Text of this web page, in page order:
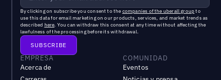
By clicking on subscribe you consent to the companies of the uberall groupto
use this data for email marketing on our products, services, and market trends as
described here. You can withdraw this consent at any time without affecting the
lawfulness of the processing before its withdrawal.
EMPRESA
Acerca de
COMUNIDAD
Eventos